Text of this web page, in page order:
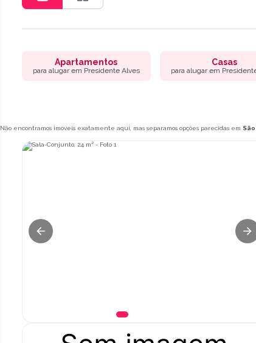
Apartamentos
para alugar em Presidente Alves
Casas
para alugar em
Não encontramos imóveis exatamente aqui, mas separamos opções parecidas em